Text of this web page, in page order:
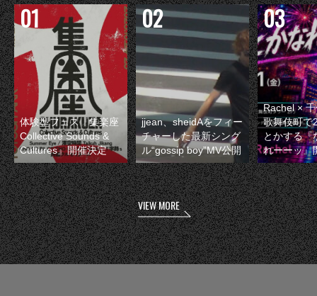
体験型フェス『集楽座
Collective Sounds &
Cultures』開催決定
jjean、sheidAをフィー
チャーした最新シング
ル“gossip boy”MV公開
Rachel ×
歌舞伎町で
とかする『
れーーッ』
VIEW MORE